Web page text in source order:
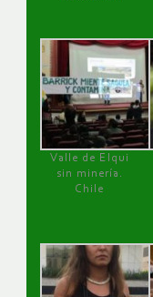
Valle de Elqui
sin minería.
Chile